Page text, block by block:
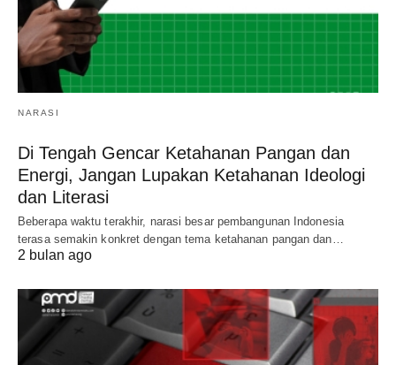
NARASI
Di Tengah Gencar Ketahanan Pangan dan
Energi, Jangan Lupakan Ketahanan Ideologi
dan Literasi
Beberapa waktu terakhir, narasi besar pembangunan Indonesia
terasa semakin konkret dengan tema ketahanan pangan dan…
2 bulan ago